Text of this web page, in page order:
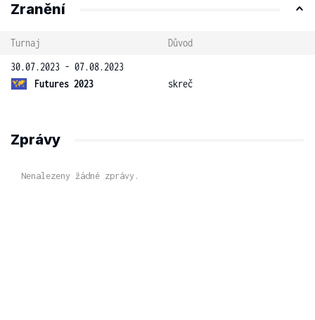
Zranění
Turnaj
Důvod
30.07.2023 - 07.08.2023
Futures 2023
skreč
Zprávy
Nenalezeny žádné zprávy.